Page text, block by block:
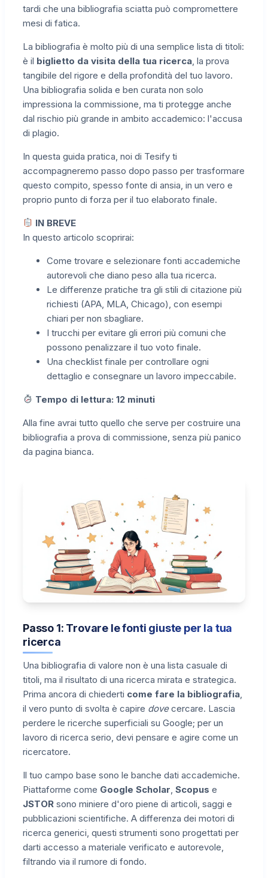
tardi che una bibliografia sciatta può compromettere
mesi di fatica.
La bibliografia è molto più di una semplice lista di titoli:
è il biglietto da visita della tua ricerca , la prova
tangibile del rigore e della profondità del tuo lavoro.
Una bibliografia solida e ben curata non solo
impressiona la commissione, ma ti protegge anche
dal rischio più grande in ambito accademico: l'accusa
di plagio.
In questa guida pratica, noi di Tesify ti
accompagneremo passo dopo passo per trasformare
questo compito, spesso fonte di ansia, in un vero e
proprio punto di forza per il tuo elaborato finale.
IN BREVE
In questo articolo scoprirai:
Come trovare e selezionare fonti accademiche
autorevoli che diano peso alla tua ricerca.
Le differenze pratiche tra gli stili di citazione più
richiesti (APA, MLA, Chicago), con esempi
chiari per non sbagliare.
I trucchi per evitare gli errori più comuni che
possono penalizzare il tuo voto finale.
Una checklist finale per controllare ogni
dettaglio e consegnare un lavoro impeccabile.
Tempo di lettura: 12 minuti
Alla fine avrai tutto quello che serve per costruire una
bibliografia a prova di commissione, senza più panico
da pagina bianca.
Passo 1: Trovare le fonti giuste per la tua
ricerca
Una bibliografia di valore non è una lista casuale di
titoli, ma il risultato di una ricerca mirata e strategica.
Prima ancora di chiederti come fare la bibliografia
il vero punto di svolta è capire dovecercare. Lascia
perdere le ricerche superficiali su Google; per un
lavoro di ricerca serio, devi pensare e agire come un
ricercatore.
Il tuo campo base sono le banche dati accademiche.
Piattaforme come Google Scholar Scopus e
JSTOR sono miniere d'oro piene di articoli, saggi e
pubblicazioni scientifiche. A differenza dei motori di
ricerca generici, questi strumenti sono progettati per
darti accesso a materiale verificato e autorevole,
filtrando via il rumore di fondo.